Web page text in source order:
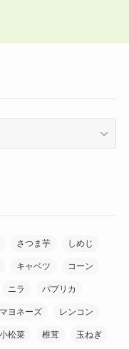
さつま芋 しめじ
キャベツ コーン
ニラ パプリカ
マヨネーズ レンコン
小松菜 椎茸 玉ねぎ